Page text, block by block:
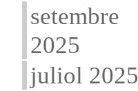
setembre
2025
juliol 2025